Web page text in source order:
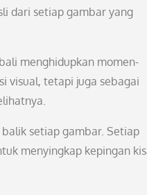
dari setiap gambar yang
menghidupkan momen-
visual, tetapi juga sebagai
setiap gambar. Setiap
menyingkap kepingan